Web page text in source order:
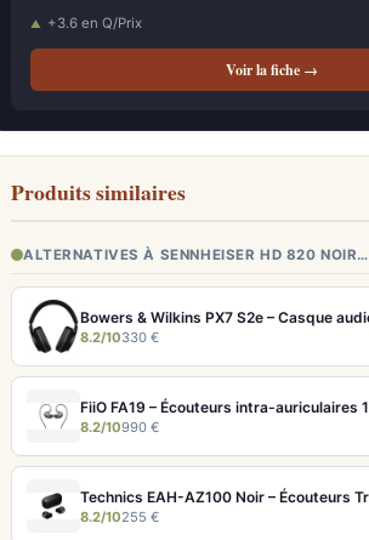
+3.6 en Q/Prix
Voir la fiche →
Produits similaires
ALTERNATIVES À SENNHEISER HD 820 NOIR…
8.2/10330 €
8.2/10990 €
8.2/10255 €